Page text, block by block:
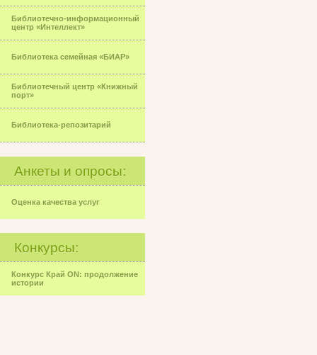
Библиотечно-информационный
центр «Интеллект»
Библиотека семейная «БИАР»
Библиотечный центр «Книжный
порт»
Библиотека-репозитарий
Анкеты и опросы:
Оценка качества услуг
Конкурсы:
Конкурс Край ON: продолжение
истории